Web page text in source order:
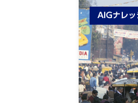
AIGナレッ